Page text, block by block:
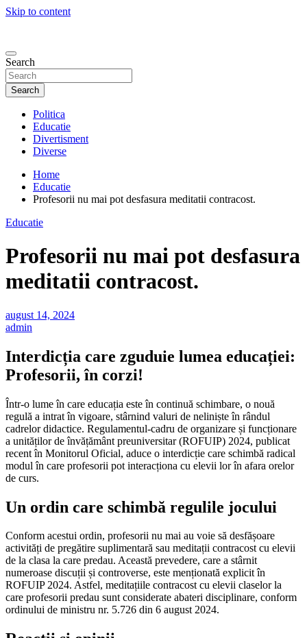
Skip to content
Search
Search
Politica
Educatie
Divertisment
Diverse
Home
Educatie
Profesorii nu mai pot desfasura meditatii contracost.
Educatie
Profesorii nu mai pot desfasura
meditatii contracost.
august 14, 2024
admin
Interdicția care zguduie lumea educației:
Profesorii, în corzi!
Într-o lume în care educația este în continuă schimbare, o nouă
regulă a intrat în vigoare, stârnind valuri de neliniște în rândul
cadrelor didactice. Regulamentul-cadru de organizare și funcționare
a unităților de învățământ preuniversitar (ROFUIP) 2024, publicat
recent în Monitorul Oficial, aduce o interdicție care schimbă radical
modul în care profesorii pot interacționa cu elevii lor în afara orelor
de curs.
Un ordin care schimbă regulile jocului
Conform acestui ordin, profesorii nu mai au voie să desfășoare
activități de pregătire suplimentară sau meditații contracost cu elevii
de la clasa la care predau. Această prevedere, care a stârnit
numeroase discuții și controverse, este menționată explicit în
ROFUIP 2024. Astfel, meditațiile contracost cu elevii claselor la
care profesorii predau sunt considerate abateri disciplinare, conform
ordinului de ministru nr. 5.726 din 6 august 2024.